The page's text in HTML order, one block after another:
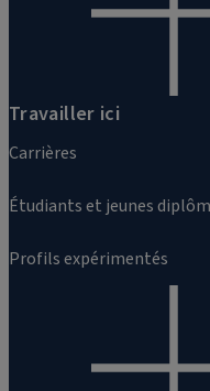
Travailler ici
Carrières
Étudiants et jeunes
Profils expérimentés